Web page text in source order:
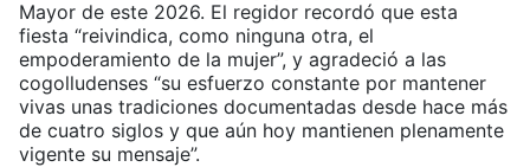
Mayor de este 2026. El regidor recordó que esta
fiesta “reivindica, como ninguna otra, el
empoderamiento de la mujer”, y agradeció a las
cogolludenses “su esfuerzo constante por mantener
vivas unas tradiciones documentadas desde hace más
de cuatro siglos y que aún hoy mantienen plenamente
vigente su mensaje”.